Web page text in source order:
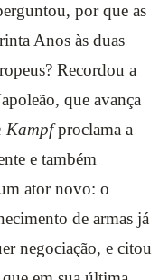
por que as
Anos às duas
Recordou a
que avança
Kampfproclama a
e também
ator novo: o
de armas já
negociação, e citou